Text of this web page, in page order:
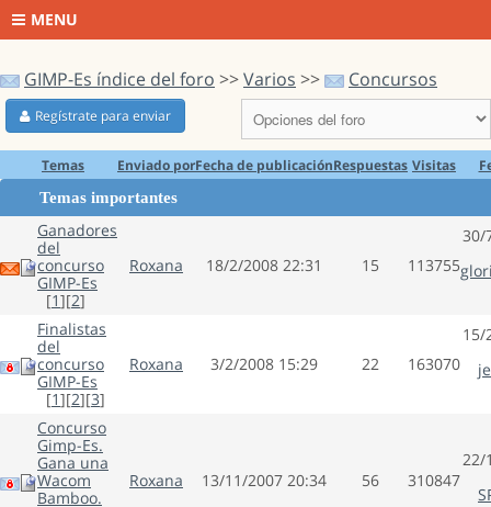
MENU
GIMP-Es índice del foro >>Varios >> Concursos
Regístrate para enviar
Temas Enviado porFecha de publicaciónRespuestas Visitas
Temas importantes
Ganadores
del
concurso
GIMP-Es
[1][2]
Roxana 18/2/2008 22:31 15 113755
30/
Finalistas
del
concurso
GIMP-Es
[1][2][3]
Roxana 3/2/2008 15:29 22 163070
15/
Concurso
Gimp-Es.
Gana una
Wacom
Bamboo.
Roxana 13/11/2007 20:34 56 310847
22/